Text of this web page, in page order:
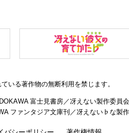
いる著作物の無断利用を禁じます。
富士見書房／冴えない製作委員会
ファンタジア文庫刊／冴えない♭な製